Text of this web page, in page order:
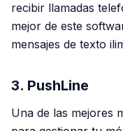
recibir llamadas
mejor de este
mensajes de texto
3. PushLine
Una de las mejores